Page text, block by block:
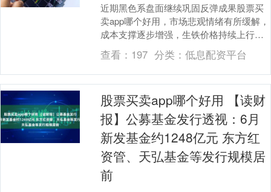
近期黑色系盘面继续巩固反弹成果股票买
卖app哪个好用，市场悲观情绪有所缓解，
成本支撑逐步增强，生铁价格持续上行。
具体来看，生铁延续反弹走势，成本加快
上涨助推了生....
查看： 197 分类： 低息配资平台
股票买卖app哪个好用 【读财
报】公募基金发行透视：6月
新发基金约1248亿元 东方红
资管、天弘基金等发行规模居
前